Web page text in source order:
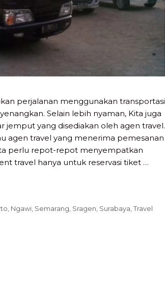
perjalanan menggunakan transportasi
Selain lebih nyaman, Kita juga
jemput yang disediakan oleh agen travel.
agen travel yang menerima pemesanan
perlu repot-repot menyempatkan
travel hanya untuk reservasi tiket …
Ngawi, Semarang Sragen Surabaya Travel